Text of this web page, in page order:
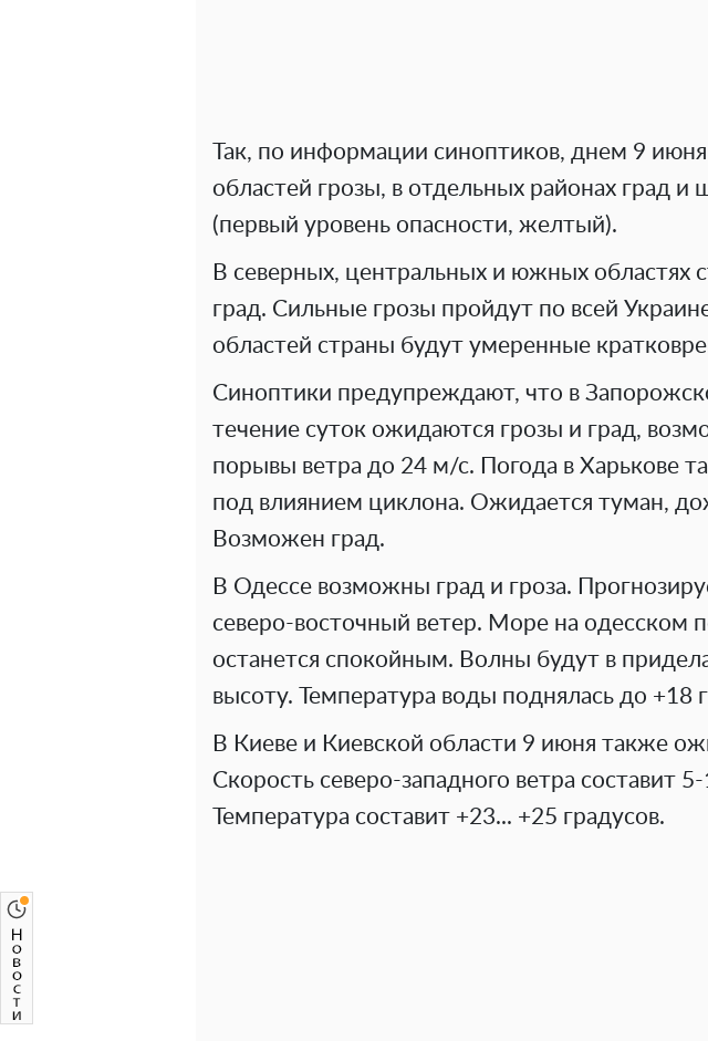
Так, по информации синоптиков, днем 9
областей грозы, в отдельных районах град
(первый уровень опасности, желтый).
В северных, центральных и южных областях
град. Сильные грозы пройдут по всей
областей страны будут умеренные
Синоптики предупреждают, что в
течение суток ожидаются грозы и град,
порывы ветра до 24 м/с. Погода в Харькове
под влиянием циклона. Ожидается туман,
Возможен град.
В Одессе возможны град и гроза.
северо-восточный ветер. Море на одесском
останется спокойным. Волны будут в
высоту. Температура воды поднялась до +18
В Киеве и Киевской области 9 июня также
Скорость северо-западного ветра составит
Температура составит +23... +25 градусов.